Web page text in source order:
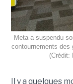
Meta a suspendu
contournements des
(Crédit:
Il y a quelques